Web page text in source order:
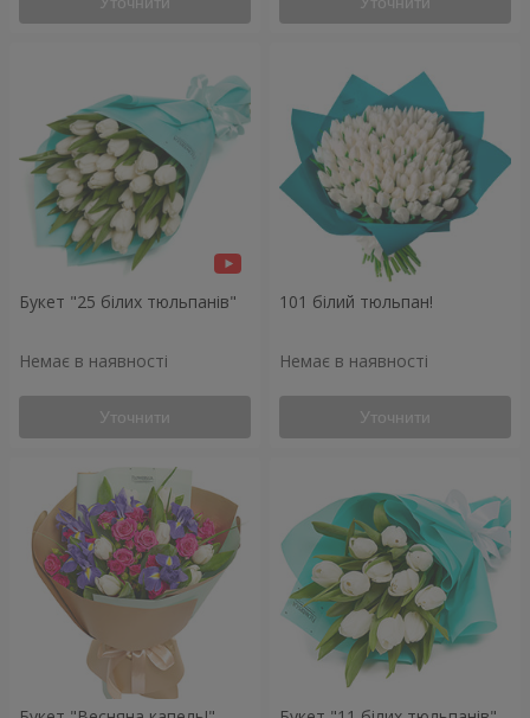
Букет "25 білих тюльпанів"
Немає в наявності
Уточнити
101 білий тюльпан!
Немає в наявності
Уточнити